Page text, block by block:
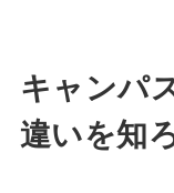
キャンパ
違いを知